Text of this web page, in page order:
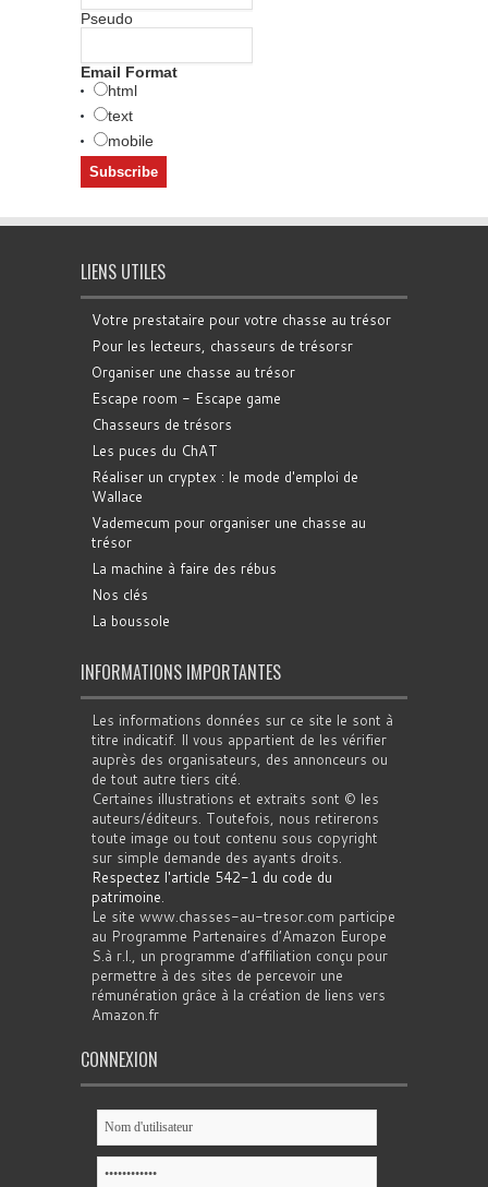
Pseudo
Email Format
html
text
mobile
LIENS UTILES
Votre prestataire pour votre chasse au trésor
Pour les lecteurs, chasseurs de trésorsr
Organiser une chasse au trésor
Escape room - Escape game
Chasseurs de trésors
Les puces du ChAT
Réaliser un cryptex : le mode d'emploi de
Wallace
Vademecum pour organiser une chasse au
trésor
La machine à faire des rébus
Nos clés
La boussole
INFORMATIONS IMPORTANTES
Les informations données sur ce site le sont à
titre indicatif. Il vous appartient de les vérifier
auprès des organisateurs, des annonceurs ou
de tout autre tiers cité.
Certaines illustrations et extraits sont © les
auteurs/éditeurs. Toutefois, nous retirerons
toute image ou tout contenu sous copyright
sur simple demande des ayants droits.
Respectez l'article 542-1 du code du
patrimoine.
Le site www.chasses-au-tresor.com participe
au Programme Partenaires d’Amazon Europe
S.à r.l., un programme d’affiliation conçu pour
permettre à des sites de percevoir une
rémunération grâce à la création de liens vers
Amazon.fr
CONNEXION